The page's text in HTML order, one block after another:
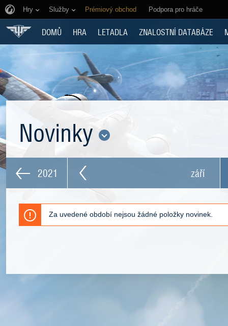
Hry Služby Prémiový obchod Podpora pro hráče
DOMŮ HRA LETADLA ZNALOSTNÍ DATABÁZE
Novinky
2021 září
Za uvedené období nejsou žádné položky novinek.